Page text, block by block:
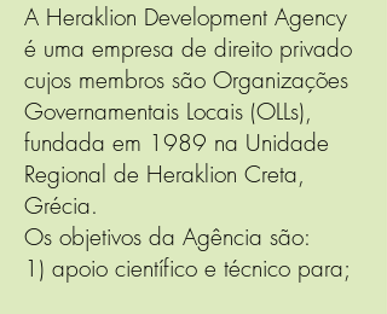
A Heraklion Development Agency
é uma empresa de direito privado
cujos membros são Organizações
Governamentais Locais (OLLs),
fundada em 1989 na Unidade
Regional de Heraklion Creta,
Grécia.
Os objetivos da Agência são:
1) apoio científico e técnico para;